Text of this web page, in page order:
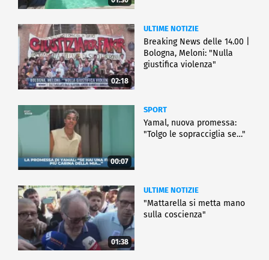
02:18
ULTIME NOTIZIE
Breaking News delle 14.00 |
Bologna, Meloni: "Nulla
giustifica violenza"
00:07
SPORT
Yamal, nuova promessa:
"Tolgo le sopracciglia se…"
01:38
ULTIME NOTIZIE
"Mattarella si metta mano
sulla coscienza"